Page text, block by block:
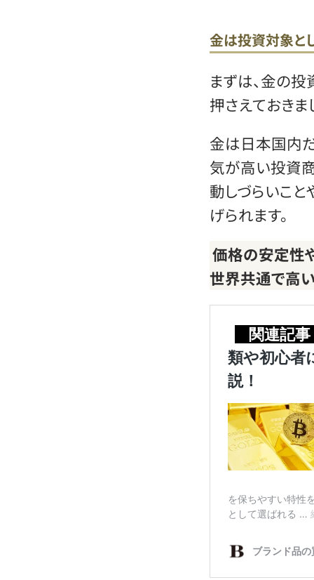
金は投資対象と
まずは、金の
押さえておきま
金は日本国内
気が高い投資
動しづらいこ
げられます。
価格の安定性
世界共通で高